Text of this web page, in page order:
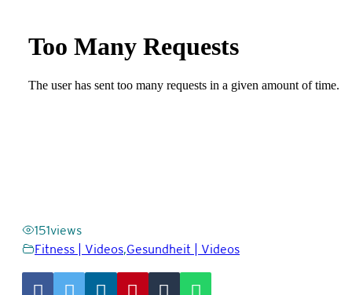
151views
Fitness | Videos,Gesundheit | Videos